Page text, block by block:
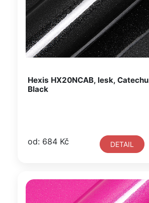
Hexis HX20NCAB, lesk, Catechu
Black
od: 684 Kč DETAIL